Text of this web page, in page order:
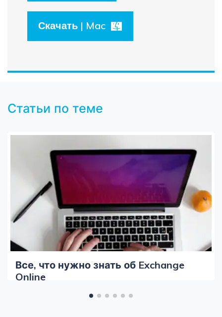
Скачать | Mac
Статьи по теме
Все, что нужно знать об Exchange
Online